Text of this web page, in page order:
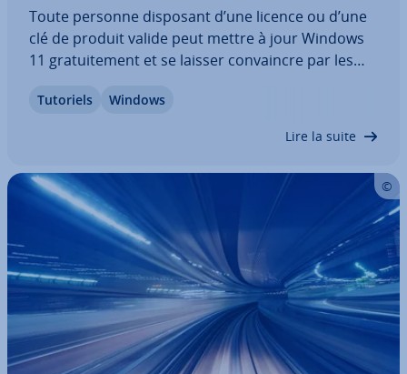
Toute personne disposant d’une licence ou d’une
clé de produit valide peut mettre à jour Windows
11 gra­tui­te­ment et se laisser con­vaincre par les
tâches remaniée ou l’uti­li­sa­tion optimisée de la
Tutoriels Windows
Lire la suite